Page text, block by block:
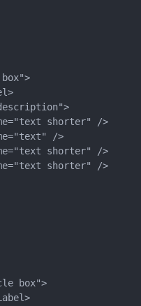
shorter" />
/>
shorter" />
shorter" />
box">